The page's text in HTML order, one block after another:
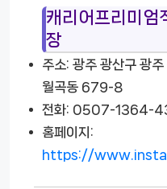
캐리어프리미엄
장
주소: 광주 광산구 광
월곡동 679-8
전화: 0507-1364-
홈페이지:
https://